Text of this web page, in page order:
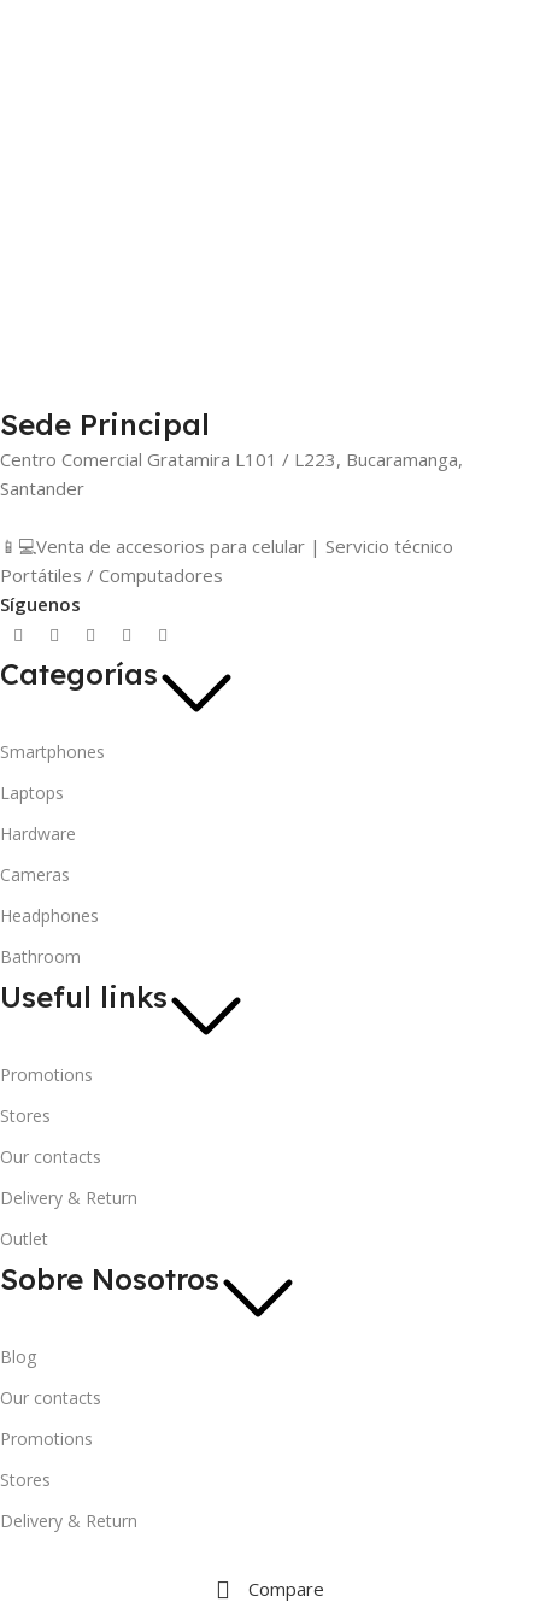
Sede Principal
Centro Comercial Gratamira L101 / L223, Bucaramanga,
Santander
📱💻Venta de accesorios para celular | Servicio técnico
Portátiles / Computadores
Síguenos
Categorías
Smartphones
Laptops
Hardware
Cameras
Headphones
Bathroom
Useful links
Promotions
Stores
Our contacts
Delivery & Return
Outlet
Sobre Nosotros
Blog
Our contacts
Promotions
Stores
Delivery & Return
Compare